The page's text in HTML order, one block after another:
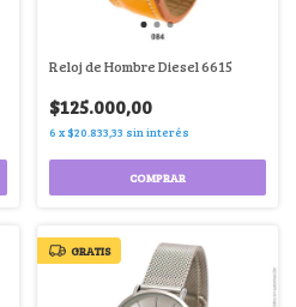
Reloj de Hombre Diesel 6615
$125.000,00
6 x$20.833,33 sin interés
COMPRAR
GRATIS